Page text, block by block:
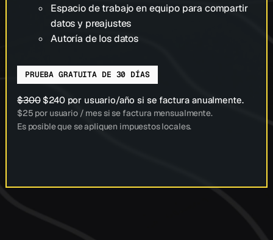
Espacio de trabajo en equipo para compartir
datos y preajustes
Autoría de los datos
PRUEBA GRATUITA DE 30 DÍAS
$300 $240por usuario/año si se factura anualmente.
$25 por usuario / mes si se factura mensualmente.
Es posible que se apliquen impuestos locales.